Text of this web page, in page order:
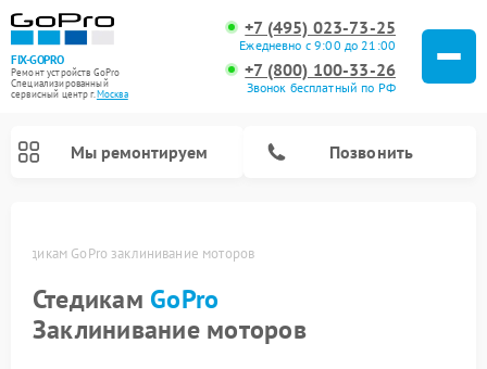
FIX-GOPRO
Ремонт устройств GoPro
Специализированный
cервисный центр г.Москва
+7 (495) 023-73-25
Ежедневно с 9:00 до 21:00
+7 (800) 100-33-26
Звонок бесплатный по РФ
Мы ремонтируем Позвонить
Стедикам GoPro заклинивание моторов
Стедикам GoPro
Заклинивание моторов